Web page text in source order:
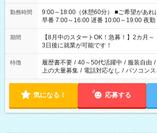
勤務時間
9:00～18:00（休憩60分） ■ご希望があれば下記シフトもOK！
早番 7:00～16:00 遅番 10:00～19:00 夜勤
と休みを合わせたい」 「余裕を持って夕
「できれば残業はしたくない」 など、ご
ね。 ※Wワーク希望の方へ 今ご覧のお仕事で希望する勤務時間
と、もう1つのお仕事の勤務時間。 合計
合は応募できません。
期間
【8月中のスタートOK！急募！】2カ月
3日後に就業が可能です！
特徴 履歴書不要 / 40～50代活躍中 / 服装自由 /
上の大量募集 / 電話対応なし / パソコン
気になる！ 応募する